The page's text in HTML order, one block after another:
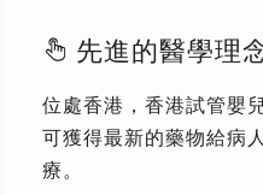
先進的醫學理
位處香港，香港試管嬰
可獲得最新的藥物給病
療。